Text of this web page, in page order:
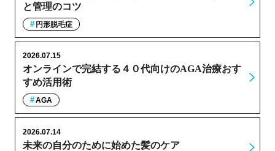
と管理のコツ
円形脱毛症
オンラインで完結する４０代向けのAGA治療おす
すめ活用術
2026.07.15
AGA
未来の自分のために始めた髪のケア
2026.07.14